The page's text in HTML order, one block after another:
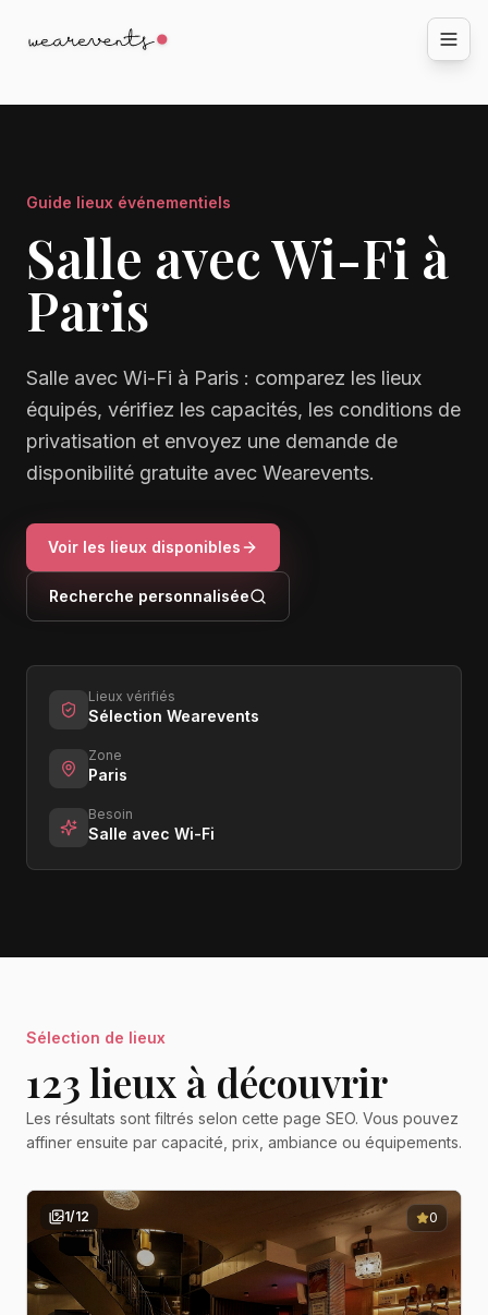
Guide lieux événementiels
Salle avec Wi-Fi à
Paris
Salle avec Wi-Fi à Paris : comparez les lieux
équipés, vérifiez les capacités, les conditions de
privatisation et envoyez une demande de
disponibilité gratuite avec Wearevents.
Voir les lieux disponibles
Recherche personnalisée
Lieux vérifiés
Sélection Wearevents
Zone
Paris
Besoin
Salle avec Wi-Fi
Sélection de lieux
123lieux à découvrir
Les résultats sont filtrés selon cette page SEO. Vous pouvez
affiner ensuite par capacité, prix, ambiance ou équipements.
1/12 0